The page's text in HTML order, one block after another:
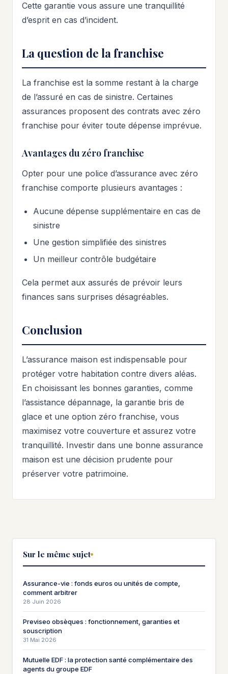
Cette garantie vous assure une tranquillité
d’esprit en cas d’incident.
La question de la franchise
La franchise est la somme restant à la charge
de l’assuré en cas de sinistre. Certaines
assurances proposent des contrats avec zéro
franchise pour éviter toute dépense imprévue.
Avantages du zéro franchise
Opter pour une police d’assurance avec zéro
franchise comporte plusieurs avantages :
Aucune dépense supplémentaire en cas de
sinistre
Une gestion simplifiée des sinistres
Un meilleur contrôle budgétaire
Cela permet aux assurés de prévoir leurs
finances sans surprises désagréables.
Conclusion
L’assurance maison est indispensable pour
protéger votre habitation contre divers aléas.
En choisissant les bonnes garanties, comme
l’assistance dépannage, la garantie bris de
glace et une option zéro franchise, vous
maximisez votre couverture et assurez votre
tranquillité. Investir dans une bonne assurance
maison est une décision prudente pour
préserver votre patrimoine.
Sur le même sujet
Assurance-vie : fonds euros ou unités de compte,
comment arbitrer
28 Juin 2026
Previseo obsèques : fonctionnement, garanties et
souscription
31 Mai 2026
Mutuelle EDF : la protection santé complémentaire des
agents du groupe EDF